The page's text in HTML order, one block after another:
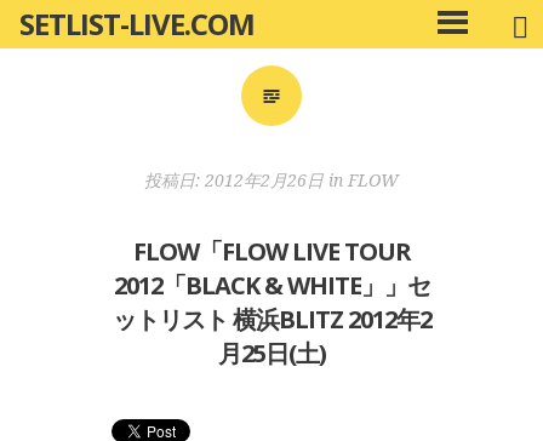
ン
SETLIST-LIVE.COM
メ
イ
投稿日: 2012年2月26日 in FLOW
FLOW「FLOW LIVE TOUR
2012「BLACK & WHITE」」セ
ットリスト 横浜BLITZ 2012年2
月25日(土)